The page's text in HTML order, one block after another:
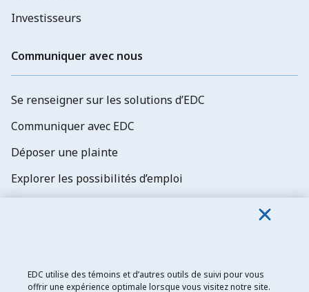
Investisseurs
Communiquer avec nous
Se renseigner sur les solutions d’EDC
Communiquer avec EDC
Déposer une plainte
Explorer les possibilités d’emploi
EDC utilise des témoins et d’autres outils de suivi pour vous
offrir une expérience optimale lorsque vous visitez notre site.